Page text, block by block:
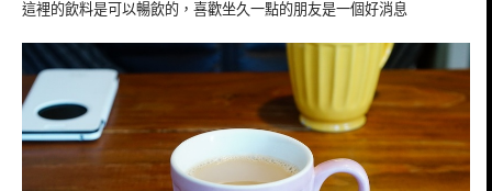
這裡的飲料是可以暢飲的，喜歡坐久一點的朋友是一個好消息